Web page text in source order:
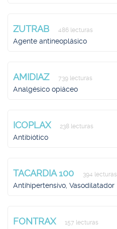
ZUTRAB 486 lecturas
Agente antineoplásico
AMIDIAZ 739 lecturas
Analgésico opiáceo
ICOPLAX 238 lecturas
Antibiótico
TACARDIA 100 394 lecturas
Antihipertensivo, Vasodilatador
FONTRAX 157 lecturas